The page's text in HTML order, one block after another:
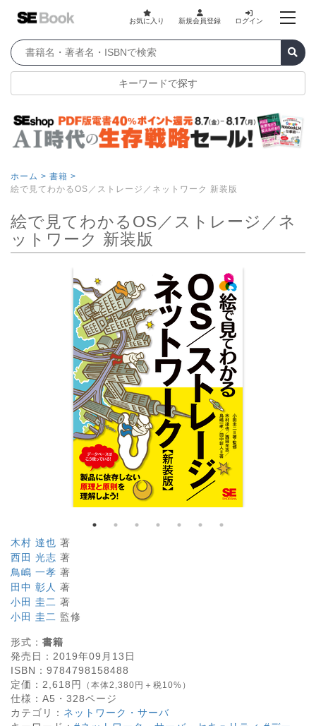
お気に入り 新規会員登録 ログイン
キーワードで探す
ホーム > 書籍 >
絵で見てわかるOS／ストレージ／ネットワーク 新装版
絵で見てわかるOS／ストレージ／ネ
ットワーク 新装版
木村 達也 著
西田 光志 著
鳥嶋 一孝 著
田中 彰人 著
小田 圭二 著
小田 圭二 監修
形式： 書籍
発売日： 2019年09月13日
ISBN： 9784798158488
定価： 2,618 円 （本体2,380円＋税10%）
仕様： A5・ 328ページ
カテゴリ： ネットワーク・サーバ